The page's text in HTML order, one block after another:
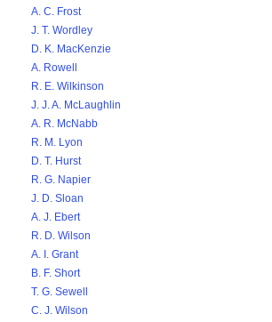
A. C. Frost
J. T. Wordley
D. K. MacKenzie
A. Rowell
R. E. Wilkinson
J. J. A. McLaughlin
A. R. McNabb
R. M. Lyon
D. T. Hurst
R. G. Napier
J. D. Sloan
A. J. Ebert
R. D. Wilson
A. I. Grant
B. F. Short
T. G. Sewell
C. J. Wilson